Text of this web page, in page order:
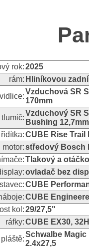
rok:2025
rám: Hliníkovou
vidlice:
Vzduchová SR
170mm
tlumič:
Vzduchový SR
Bushing 12,7mm
řidítka:CUBE Rise Trail
motor:středový Bosch
Tlakový a
ovladač bez
CUBE
CUBE
kol:29/27,5"
ráfky:CUBE EX30,
pláště:
Schwalbe Magic
2.4x27,5